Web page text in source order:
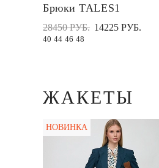
Брюки TALES1
28450 РУБ. 14225 РУБ.
40 44 46 48
ЖАКЕТЫ
НОВИНКА